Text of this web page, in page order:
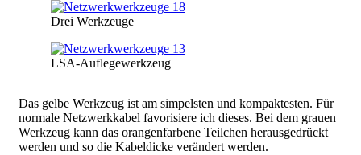
Bild
Drei Werkzeuge
Bild
LSA-Auflegewerkzeug
Das gelbe Werkzeug ist am simpelsten und kompaktesten. Für
normale Netzwerkkabel favorisiere ich dieses. Bei dem grauen
Werkzeug kann das orangenfarbene Teilchen herausgedrückt
werden und so die Kabeldicke verändert werden.